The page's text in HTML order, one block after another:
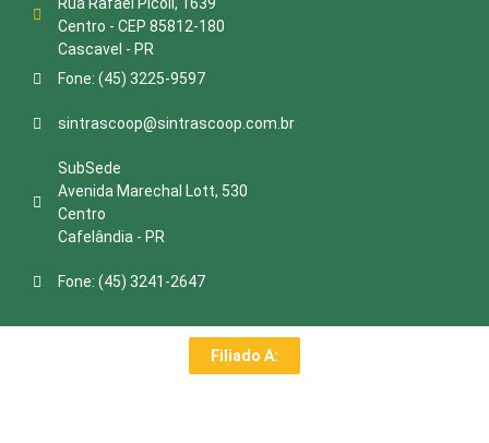
Centro - CEP 85812-180
Cascavel - PR
Fone: (45) 3225-9597
sintrascoop@sintrascoop.com.br
SubSede
Avenida Marechal Lott, 530
Centro
Cafelândia - PR
Fone: (45) 3241-2647
Filiado A: